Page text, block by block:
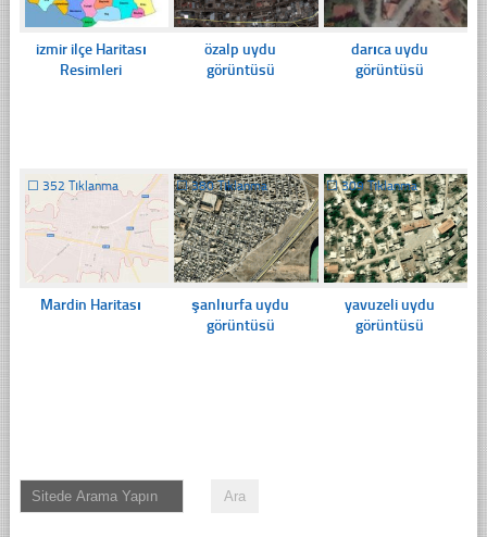
izmir ilçe Haritası
Resimleri
özalp uydu
görüntüsü
darıca uydu
görüntüsü
☐ 352 Tıklanma
Mardin Haritası
☐380 Tıklanma
şanlıurfa uydu
görüntüsü
☐309 Tıklanma
yavuzeli uydu
görüntüsü